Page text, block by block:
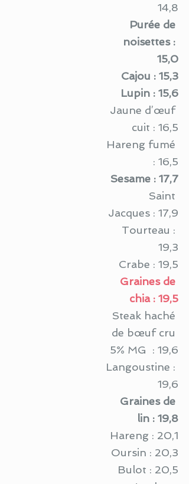
14,8
Purée de
noisettes :
15,0
Cajou : 15,3
Lupin : 15,6
Jaune d’œuf
cuit : 16,5
Hareng fumé
: 16,5
Sesame : 17,7
Saint
Jacques : 17,9
Tourteau :
19,3
Crabe : 19,5
Graines de
chia : 19,5
Steak haché
de bœuf cru
5% MG  : 19,6
Langoustine :
19,6
Graines de
lin : 19,8
Hareng : 20,1
Oursin : 20,3
Bulot : 20,5